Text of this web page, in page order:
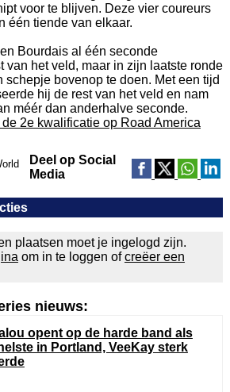
voor te blijven. Deze vier coureurs
één tiende van elkaar.
Bourdais al één seconde
van het veld, maar in zijn laatste ronde
schepje bovenop te doen. Met een tijd
hij de rest van het veld en nam
méér dan anderhalve seconde.
2e kwalificatie op Road America
Deel op Social
Media
plaatsen moet je ingelogd zijn.
om in te loggen ofcreëer een
nieuws:
opent op de harde band als
in Portland, VeeKay sterk